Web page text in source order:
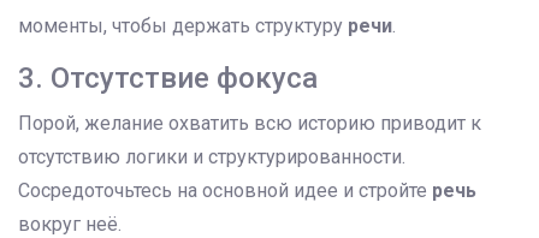
моменты, чтобы держать структуру речи.
3. Отсутствие фокуса
Порой, желание охватить всю историю приводит к
отсутствию логики и структурированности.
Сосредоточьтесь на основной идее и стройте речь
вокруг неё.